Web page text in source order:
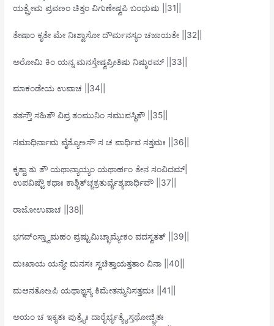
ಯತ್ಪ್ರೇಮ ಪ್ರವಣಂ ಚಿತ್ತಂ ವಿಗುಣೇಷ್ವಪಿ ಬಂಧುಷು ||31||
ತೇಷಾಂ ಕೃತೇ ಮೇ ನಿಃಶ್ವಾಸೋ ದೌರ್ಮನಸ್ಯಂ ಚಜಾಯತೇ ||32||
ಅರೋಮಿ ಕಿಂ ಯನ್ನ ಮನಸ್ತೇಷ್ವಪ್ರೀತಿಷು ನಿಷ್ಠುರಮ್ ||33||
ಮಾಕಂಡೇಯ ಉವಾಚ ||34||
ತತಸ್ತೌ ಸಹಿತೌ ವಿಪ್ರ ತಂಮುನಿಂ ಸಮುಪಸ್ಥಿತೌ ||35||
ಸಮಾಧಿರ್ನಾಮ ವೈಶ್ಯೋ‌உಸೌ ಸ ಚ ಪಾರ್ಧಿವ ಸತ್ತಮಃ ||36||
ಕೃತ್ವಾ ತು ತೌ ಯಥಾನ್ಯಾಯ್ಯಂ ಯಥಾರ್ಹಂ ತೇನ ಸಂವಿದಮ್|
ಉಪವಿಷ್ಟೌ ಕಥಾಃ ಕಾಶ್ಚಿತ್‌ಚ್ಚಕ್ರತುರ್ವೈಶ್ಯಪಾರ್ಧಿವೌ ||37||
ರಾಜೋ‌ಉವಾಚ ||38||
ಭಗವ್ಂಸ್ತ್ವಾಮಹಂ ಪ್ರಷ್ಟುಮಿಚ್ಛಾಮ್ಯೇಕಂ ವದಸ್ವತತ್ ||39||
ದುಃಖಾಯ ಯನ್ಮೇ ಮನಸಃ ಸ್ವಚಿತ್ತಾಯತ್ತತಾಂ ವಿನಾ ||40||
ಮಆನತೋ‌உಪಿ ಯಥಾಙ್ಞಸ್ಯ ಕಿಮೇತನ್ಮುನಿಸತ್ತಮಃ ||41||
ಅಯಂ ಚ ಇಕೃತಃ ಪುತ್ರೈಃ ದಾರೈರ್ಭೃತ್ಯೈಸ್ತಥೋಜ್ಘಿತಃ